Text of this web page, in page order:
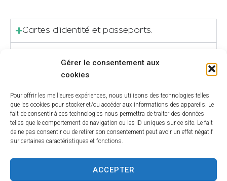
Gérer le consentement aux
cookies
Pour offrir les meilleures expériences, nous utilisons des technologies telles
que les cookies pour stocker et/ou accéder aux informations des appareils. Le
fait de consentir à ces technologies nous permettra de traiter des données
telles que le comportement de navigation ou les ID uniques sur ce site. Le fait
de ne pas consentir ou de retirer son consentement peut avoir un effet négatif
sur certaines caractéristiques et fonctions.
ACCEPTER
Cartes d'identité et passeports.
Vie civile et légale
Le Pacs en Mairie.
Baptême civil ou Républicain.